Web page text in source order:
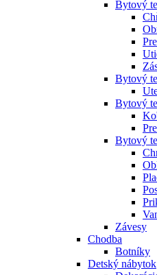
Bytový
Bytový
Bytový
Bytový
Závesy
Chodba
Botníky
Detský nábytok